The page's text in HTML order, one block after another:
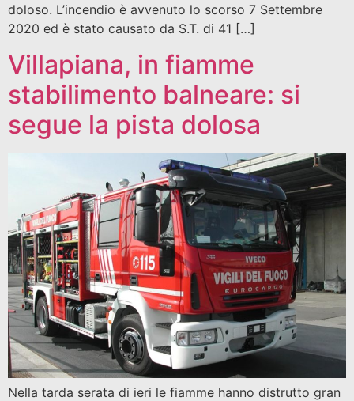
doloso. L’incendio è avvenuto lo scorso 7 Settembre
2020 ed è stato causato da S.T. di 41 […]
Villapiana, in fiamme
stabilimento balneare: si
segue la pista dolosa
Nella tarda serata di ieri le fiamme hanno distrutto gran